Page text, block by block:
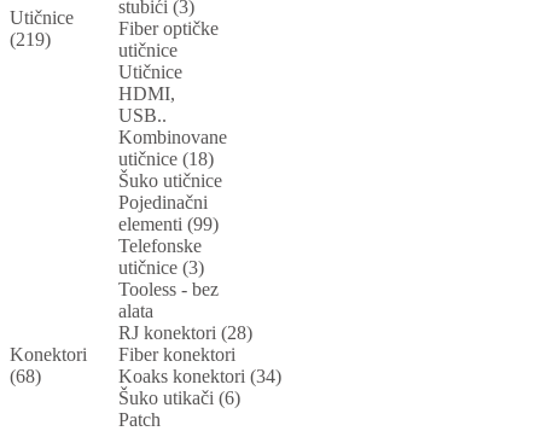
Utičnice
(219)
stubići (3)
Fiber optičke
utičnice
Utičnice
HDMI,
USB..
Kombinovane
utičnice (18)
Šuko utičnice
Pojedinačni
elementi (99)
Telefonske
utičnice (3)
Tooless - bez
alata
Konektori
(68)
RJ konektori (28)
Fiber konektori
Koaks konektori (34)
Šuko utikači (6)
Patch